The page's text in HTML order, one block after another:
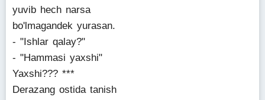
yuvib hech narsa
bo'lmagandek yurasan.
- "Ishlar qalay?"
- "Hammasi yaxshi"
Yaxshi??? ***
Derazang ostida tanish